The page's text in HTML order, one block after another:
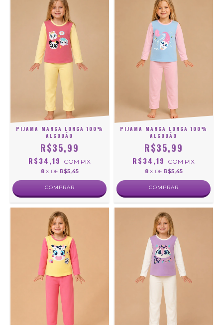
PIJAMA MANGA LONGA 100%
ALGODÃO
R$35,99
R$34,19 COM PIX
8 X DE R$5,45
COMPRAR
PIJAMA MANGA LONGA 100%
ALGODÃO
R$35,99
R$34,19 COM PIX
8 X DE R$5,45
COMPRAR